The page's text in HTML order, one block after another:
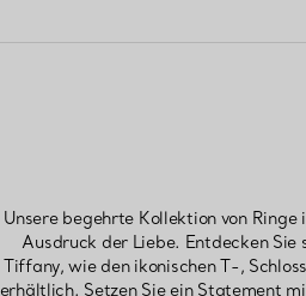
Unsere begehrte Kollektion von
Ausdruck der Liebe. Entdecken
Tiffany, wie den ikonischen T-,
erhältlich. Setzen Sie ein Statement